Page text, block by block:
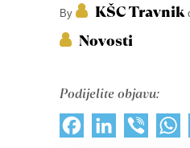
By KŠC Travnik
Novosti
Podijelite objavu:
FacebookLinkedInViber